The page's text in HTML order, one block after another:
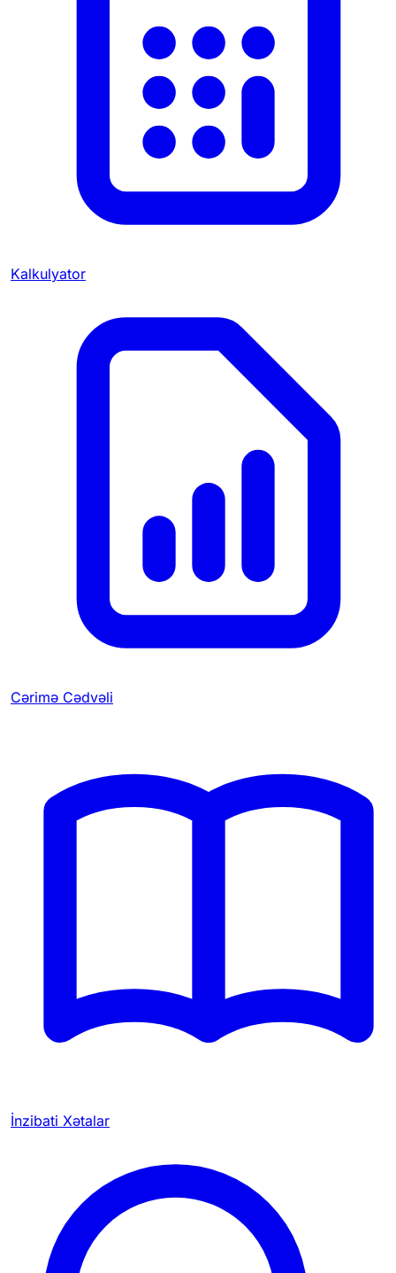
Kalkulyator
Cərimə Cədvəli
İnzibati Xətalar